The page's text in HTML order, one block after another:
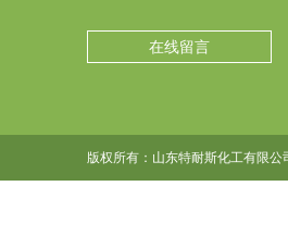
在线留言
版权所有：山东特耐斯化工有限